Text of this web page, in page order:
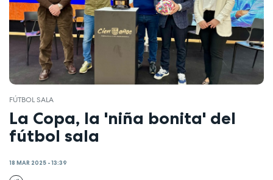
FÚTBOL SALA
La Copa, la 'niña bonita' del
fútbol sala
18 MAR 2025 - 13:39